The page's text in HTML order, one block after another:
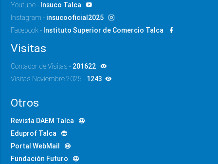
Youtube - Insuco Talca
Instagram - insucooficial2025
Facebook - Instituto Superior de Comercio Talca
Visitas
Contador de Visitas - 201622
Visitas Noviembre 2025 - 1243
Otros
Revista DAEM Talca
Eduprof Talca
Portal WebMail
Fundación Futuro